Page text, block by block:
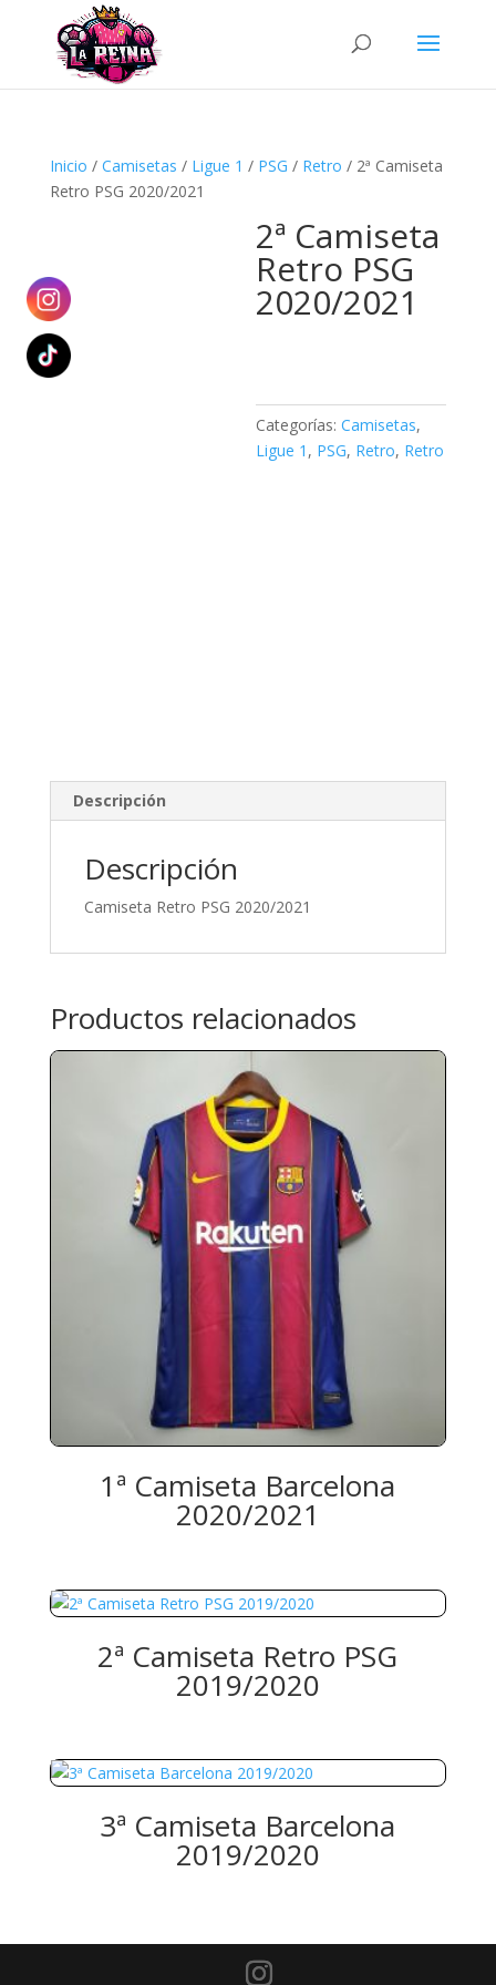
Búsqueda
productos
Inicio / Camisetas / Ligue 1 / PSG / Retro / 2ª Camiseta
Retro PSG 2020/2021
2ª Camiseta
Retro PSG
2020/2021
Categorías:Camisetas,
Ligue 1 , PSG, Retro, Retro
Descripción
Descripción
Camiseta Retro PSG 2020/2021
Productos relacionados
1ª Camiseta Barcelona
2020/2021
2ª Camiseta Retro PSG
2019/2020
3ª Camiseta Barcelona
2019/2020